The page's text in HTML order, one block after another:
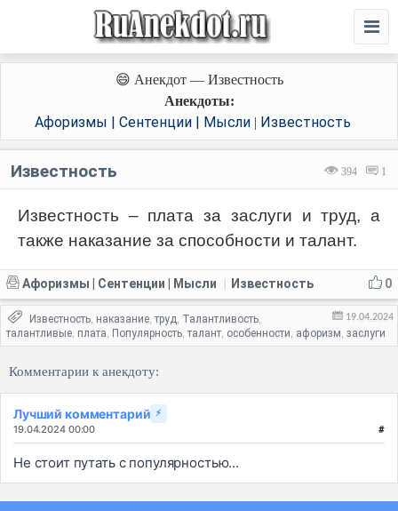
😄 Анекдот — Известность
Анекдоты:
Афоризмы | Сентенции | Мысли| Известность
394 1
Известность
Известность – плата за заслуги и труд, а
также наказание за способности и талант.
0
Афоризмы | Сентенции | Мысли Известность
19.04.2024
Известность, наказание,труд, Талантливость,
талантливые, плата, Популярность,талант, особенности, афоризм, заслуги
Комментарии к анекдоту:
Лучший комментарий ⚡
19.04.2024 00:00 #
Не стоит путать с популярностью...